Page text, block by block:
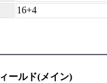
16+4
ールド(メイン)